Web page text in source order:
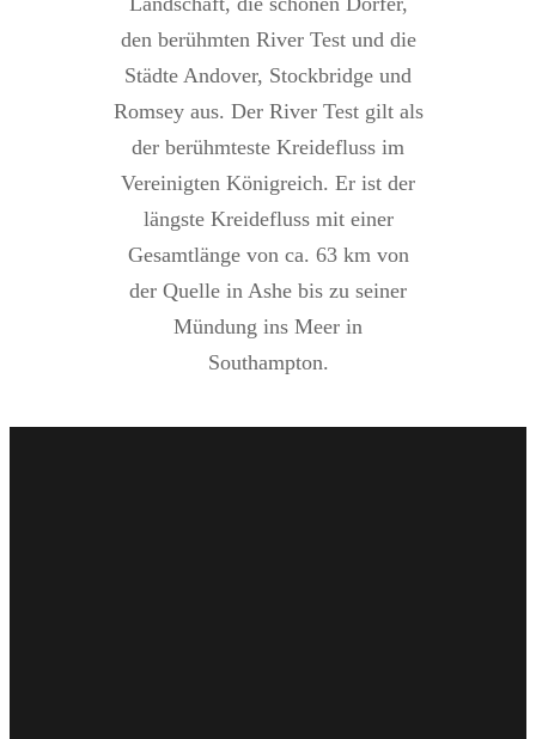
den berühmten River Test und die
Städte Andover, Stockbridge und
Romsey aus. Der River Test gilt als
der berühmteste Kreidefluss im
Vereinigten Königreich. Er ist der
längste Kreidefluss mit einer
Gesamtlänge von ca. 63 km von
der Quelle in Ashe bis zu seiner
Mündung ins Meer in
Southampton.